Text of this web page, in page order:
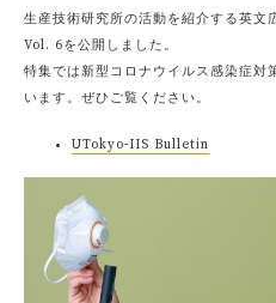
生産技術研究所の活動を紹介する英
Vol. 6を公開しました。
特集では新型コロナウイルス感染症対
います。ぜひご覧ください。
UTokyo-IIS Bulletin